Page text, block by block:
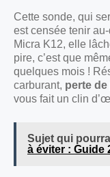
Cette sonde, qui
est censée tenir
Micra K12, elle
pire, c’est que
quelques mois !
carburant, perte
vous fait un clin
Sujet qui
à éviter : Guide